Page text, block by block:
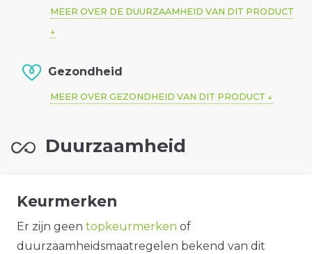
MEER OVER DE DUURZAAMHEID VAN DIT PRODUCT
Gezondheid
MEER OVER GEZONDHEID VAN DIT PRODUCT
Duurzaamheid
Keurmerken
Er zijn geen topkeurmerken of
duurzaamheidsmaatregelen bekend van dit